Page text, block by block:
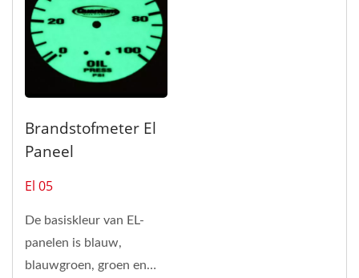
Brandstofmeter El
Paneel
El 05
De basiskleur van EL-
panelen is blauw,
blauwgroen, groen en